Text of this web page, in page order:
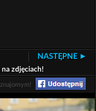
NASTĘPNE ►
na zdjęciach!